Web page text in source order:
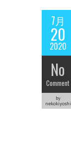
7月
20
2020
No
Comment
by
nekokiyoshi